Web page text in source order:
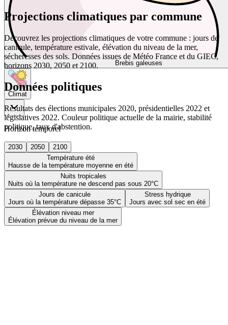
Brebis galeuses
Climat
Horizon temporel
2030 2050
2100
Température été
Hausse de la température moyenne en été
Nuits tropicales
Nuits où la température ne descend pas sous 20°C
Jours de canicule
Jours où la température dépasse 35°C
Stress hydrique
Jours avec sol sec en été
Élévation niveau mer
Élévation prévue du niveau de la mer
Projections climatiques par commune
Découvrez les projections climatiques de votre commune : jours de
canicule, température estivale, élévation du niveau de la mer,
sécheresses des sols. Données issues de Météo France et du GIEC,
horizons 2030, 2050 et 2100.
Données politiques
Résultats des élections municipales 2020, présidentielles 2022 et
législatives 2022. Couleur politique actuelle de la mairie, stabilité
politique, taux d'abstention.